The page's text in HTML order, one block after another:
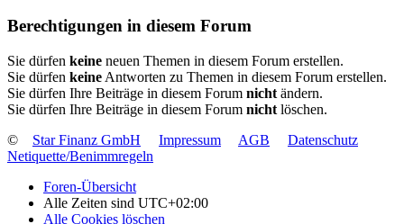
Berechtigungen in diesem Forum
Sie dürfen keine neuen Themen in diesem Forum erstellen.
Sie dürfen keine Antworten zu Themen in diesem Forum erstellen.
Sie dürfen Ihre Beiträge in diesem Forum nicht ändern.
Sie dürfen Ihre Beiträge in diesem Forum nicht löschen.
©
Star Finanz GmbH Impressum AGB
Datenschutz
Netiquette/Benimmregeln
Foren-Übersicht
Alle Zeiten sind UTC+02:00
Alle Cookies löschen